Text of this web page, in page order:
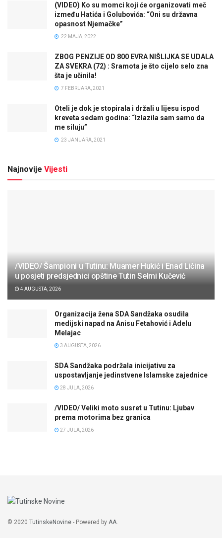
(VIDEO) Ko su momci koji će organizovati meč
između Hatića i Golubovića: “Oni su državna
opasnost Njemačke”
22 MAJA, 2022
ZBOG PENZIJE OD 800 EVRA NIŠLIJKA SE UDALA
ZA SVEKRA (72) : Sramota je što cijelo selo zna
šta je učinila!
7 FEBRUARA, 2021
Oteli je dok je stopirala i držali u lijesu ispod
kreveta sedam godina: “Izlazila sam samo da
me siluju”
23 JANUARA, 2021
Najnovije Vijesti
/VIDEO/ Šampioni u Tutinu: Muamer Hukić i Enad Ličina
u posjeti predsjednici opštine Tutin Selmi Kučević
4 AUGUSTA, 2026
Organizacija žena SDA Sandžaka osudila
medijski napad na Anisu Fetahović i Adelu
Melajac
3 AUGUSTA, 2026
SDA Sandžaka podržala inicijativu za
uspostavljanje jedinstvene Islamske zajednice
28 JULA, 2026
/VIDEO/ Veliki moto susret u Tutinu: Ljubav
prema motorima bez granica
27 JULA, 2026
© 2020 TutinskeNovine - Powered by AA.